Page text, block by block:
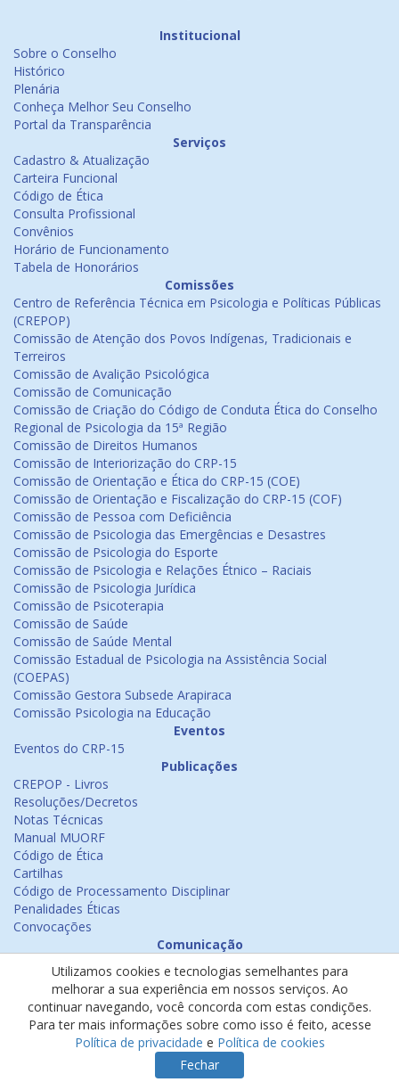
Institucional
Sobre o Conselho
Histórico
Plenária
Conheça Melhor Seu Conselho
Portal da Transparência
Serviços
Cadastro & Atualização
Carteira Funcional
Código de Ética
Consulta Profissional
Convênios
Horário de Funcionamento
Tabela de Honorários
Comissões
Centro de Referência Técnica em Psicologia e Políticas Públicas
(CREPOP)
Comissão de Atenção dos Povos Indígenas, Tradicionais e
Terreiros
Comissão de Avalição Psicológica
Comissão de Comunicação
Comissão de Criação do Código de Conduta Ética do Conselho
Regional de Psicologia da 15ª Região
Comissão de Direitos Humanos
Comissão de Interiorização do CRP-15
Comissão de Orientação e Ética do CRP-15 (COE)
Comissão de Orientação e Fiscalização do CRP-15 (COF)
Comissão de Pessoa com Deficiência
Comissão de Psicologia das Emergências e Desastres
Comissão de Psicologia do Esporte
Comissão de Psicologia e Relações Étnico – Raciais
Comissão de Psicologia Jurídica
Comissão de Psicoterapia
Comissão de Saúde
Comissão de Saúde Mental
Comissão Estadual de Psicologia na Assistência Social
(COEPAS)
Comissão Gestora Subsede Arapiraca
Comissão Psicologia na Educação
Eventos
Eventos do CRP-15
Publicações
CREPOP - Livros
Resoluções/Decretos
Notas Técnicas
Manual MUORF
Código de Ética
Cartilhas
Código de Processamento Disciplinar
Penalidades Éticas
Convocações
Comunicação
Emissão de Certificados
Psicologia na Mídia
Ouvidoria
Política de cookies
Política de privacidade
Utilizamos cookies e tecnologias semelhantes para
melhorar a sua experiência em nossos serviços. Ao
continuar navegando, você concorda com estas condições.
Para ter mais informações sobre como isso é feito, acesse
Política de privacidade e Política de cookies
Fechar